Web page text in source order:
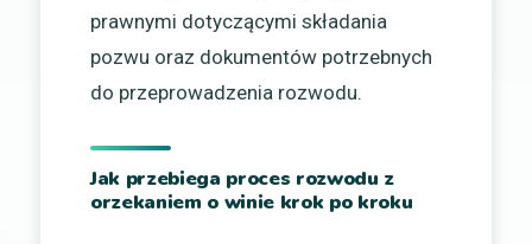
prawnymi dotyczącymi składania
pozwu oraz dokumentów potrzebnych
do przeprowadzenia rozwodu.
Jak przebiega proces rozwodu z
orzekaniem o winie krok po kroku